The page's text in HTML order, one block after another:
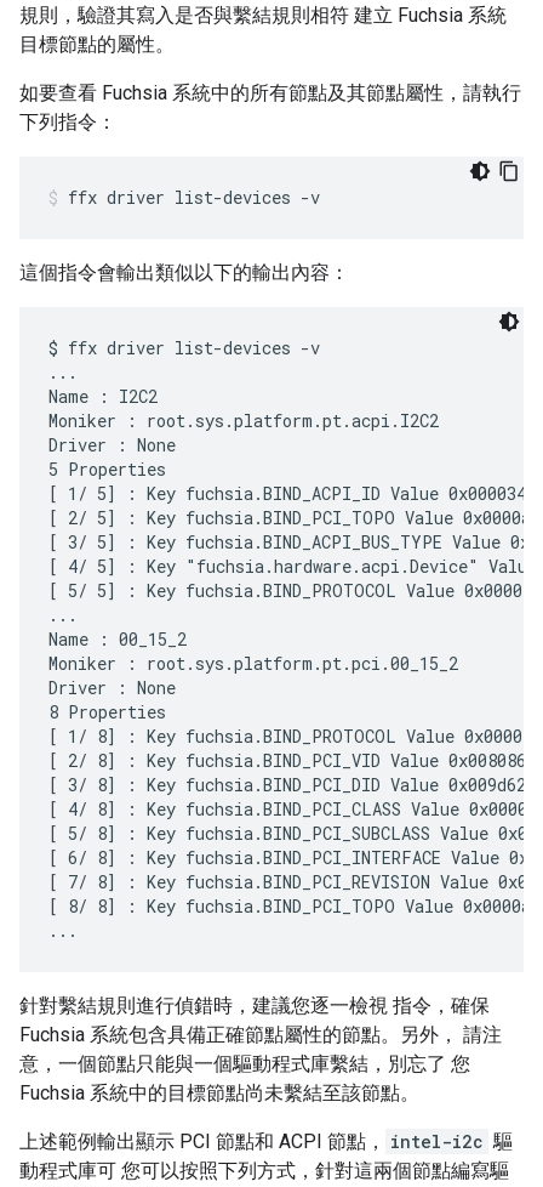
規則，驗證其寫入是否與繫結規則相符 建立 Fuchsia 系統
目標節點的屬性。
如要查看 Fuchsia 系統中的所有節點及其節點屬性，請執行
下列指令：
ffx driver list-devices -v
這個指令會輸出類似以下的輸出內容：
$ ffx driver list-devices -v
...
Name : I2C2
Moniker : root.sys.platform.pt.acpi.I2C2
Driver : None
5 Properties
[ 1/ 5] : Key fuchsia.BIND_ACPI_ID Value 0x000034
[ 2/ 5] : Key fuchsia.BIND_PCI_TOPO Value 0x0000aa
[ 3/ 5] : Key fuchsia.BIND_ACPI_BUS_TYPE Value
[ 4/ 5] : Key "fuchsia.hardware.acpi.Device"
[ 5/ 5] : Key fuchsia.BIND_PROTOCOL Value 0x00001e
...
Name : 00_15_2
Moniker : root.sys.platform.pt.pci.00_15_2
Driver : None
8 Properties
[ 1/ 8] : Key fuchsia.BIND_PROTOCOL Value 0x00001f
[ 2/ 8] : Key fuchsia.BIND_PCI_VID Value 0x008086
[ 3/ 8] : Key fuchsia.BIND_PCI_DID Value 0x009d62
[ 4/ 8] : Key fuchsia.BIND_PCI_CLASS Value
[ 5/ 8] : Key fuchsia.BIND_PCI_SUBCLASS Value
[ 6/ 8] : Key fuchsia.BIND_PCI_INTERFACE Value
[ 7/ 8] : Key fuchsia.BIND_PCI_REVISION Value
[ 8/ 8] : Key fuchsia.BIND_PCI_TOPO Value 0x0000aa
針對繫結規則進行偵錯時，建議您逐一檢視 指令，確保
Fuchsia 系統包含具備正確節點屬性的節點。另外， 請注
意，一個節點只能與一個驅動程式庫繫結，別忘了 您
Fuchsia 系統中的目標節點尚未繫結至該節點。
上述範例輸出顯示 PCI 節點和 ACPI 節點， intel-i2c 驅
動程式庫可 您可以按照下列方式，針對這兩個節點編寫驅